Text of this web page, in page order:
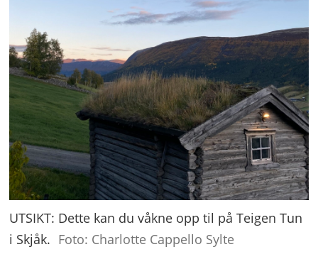
UTSIKT: Dette kan du våkne opp til på Teigen Tun
i Skjåk. Foto: Charlotte Cappello Sylte